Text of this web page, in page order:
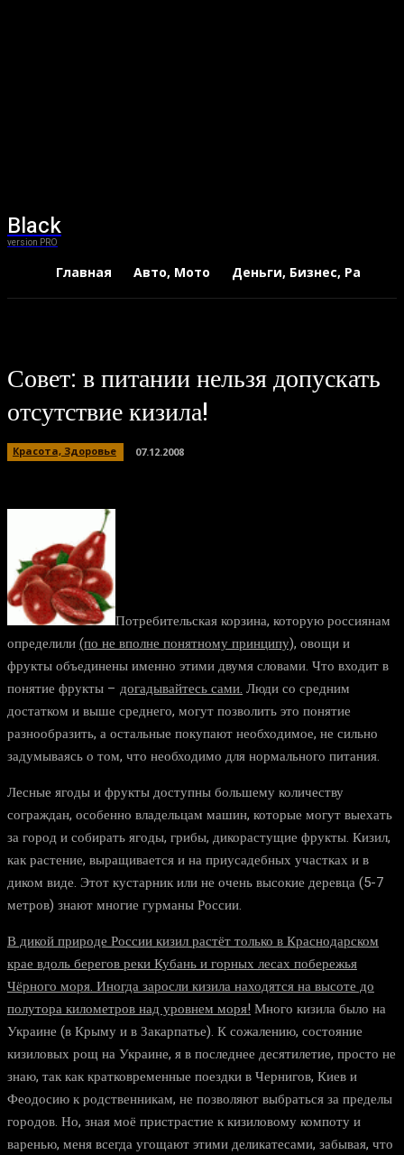
Black
version PRO
Главная Авто, Мото Деньги, Бизнес, Работа
Совет: в питании нельзя допускать
отсутствие кизила!
Красота, Здоровье 07.12.2008
Потребительская корзина, которую россиянам
определили(по не вполне понятному принципу), овощи и
фрукты объединены именно этими двумя словами. Что входит в
понятие фрукты – догадывайтесь сами. Люди со средним
достатком и выше среднего, могут позволить это понятие
разнообразить, а остальные покупают необходимое, не сильно
задумываясь о том, что необходимо для нормального питания.
Лесные ягоды и фрукты доступны большему количеству
сограждан, особенно владельцам машин, которые могут выехать
за город и собирать ягоды, грибы, дикорастущие фрукты. Кизил,
как растение, выращивается и на приусадебных участках и в
диком виде. Этот кустарник или не очень высокие деревца (5-7
метров) знают многие гурманы России.
В дикой природе России кизил растёт только в Краснодарском
крае вдоль берегов реки Кубань и горных лесах побережья
Чёрного моря. Иногда заросли кизила находятся на высоте до
полутора километров над уровнем моря! Много кизила было на
Украине (в Крыму и в Закарпатье). К сожалению, состояние
кизиловых рощ на Украине, я в последнее десятилетие, просто не
знаю, так как кратковременные поездки в Чернигов, Киев и
Феодосию к родственникам, не позволяют выбраться за пределы
городов. Но, зная моё пристрастие к кизиловому компоту и
варенью, меня всегда угощают этими деликатесами, забывая, что